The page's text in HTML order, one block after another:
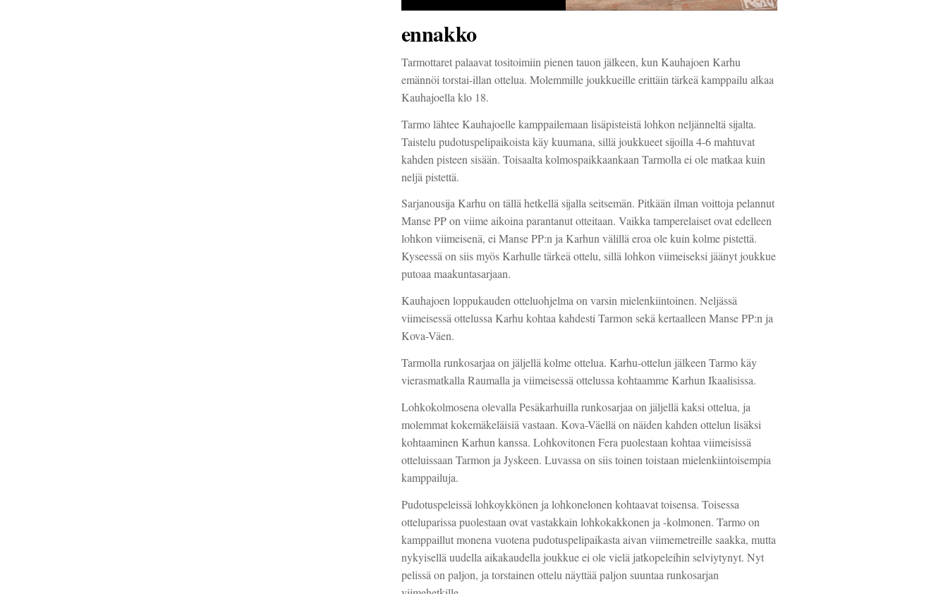
ennakko
Tarmottaret palaavat tositoimiin pienen tauon jälkeen, kun Kauhajoen Karhu
emännöi torstai-illan ottelua. Molemmille joukkueille erittäin tärkeä kamppailu alkaa
Kauhajoella klo 18.
Tarmo lähtee Kauhajoelle kamppailemaan lisäpisteistä lohkon neljänneltä sijalta.
Taistelu pudotuspelipaikoista käy kuumana, sillä joukkueet sijoilla 4-6 mahtuvat
kahden pisteen sisään. Toisaalta kolmospaikkaankaan Tarmolla ei ole matkaa kuin
neljä pistettä.
Sarjanousija Karhu on tällä hetkellä sijalla seitsemän. Pitkään ilman voittoja pelannut
Manse PP on viime aikoina parantanut otteitaan. Vaikka tamperelaiset ovat edelleen
lohkon viimeisenä, ei Manse PP:n ja Karhun välillä eroa ole kuin kolme pistettä.
Kyseessä on siis myös Karhulle tärkeä ottelu, sillä lohkon viimeiseksi jäänyt joukkue
putoaa maakuntasarjaan.
Kauhajoen loppukauden otteluohjelma on varsin mielenkiintoinen. Neljässä
viimeisessä ottelussa Karhu kohtaa kahdesti Tarmon sekä kertaalleen Manse PP:n ja
Kova-Väen.
Tarmolla runkosarjaa on jäljellä kolme ottelua. Karhu-ottelun jälkeen Tarmo käy
vierasmatkalla Raumalla ja viimeisessä ottelussa kohtaamme Karhun Ikaalisissa.
Lohkokolmosena olevalla Pesäkarhuilla runkosarjaa on jäljellä kaksi ottelua, ja
molemmat kokemäkeläisiä vastaan. Kova-Väellä on näiden kahden ottelun lisäksi
kohtaaminen Karhun kanssa. Lohkovitonen Fera puolestaan kohtaa viimeisissä
otteluissaan Tarmon ja Jyskeen. Luvassa on siis toinen toistaan mielenkiintoisempia
kamppailuja.
Pudotuspeleissä lohkoykkönen ja lohkonelonen kohtaavat toisensa. Toisessa
otteluparissa puolestaan ovat vastakkain lohkokakkonen ja -kolmonen. Tarmo on
kamppaillut monena vuotena pudotuspelipaikasta aivan viimemetreille saakka, mutta
nykyisellä uudella aikakaudella joukkue ei ole vielä jatkopeleihin selviytynyt. Nyt
pelissä on paljon, ja torstainen ottelu näyttää paljon suuntaa runkosarjan